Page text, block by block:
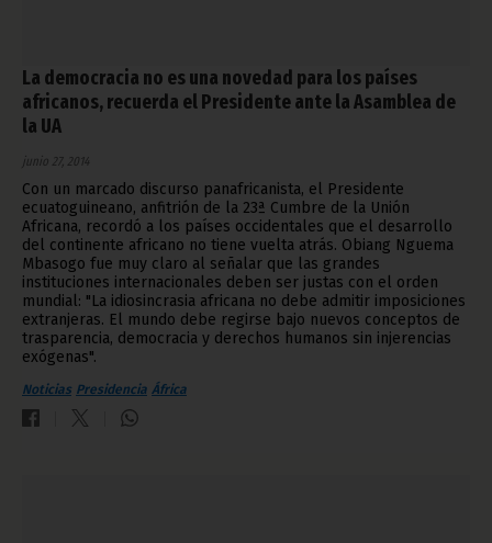
La democracia no es una novedad para los países
africanos, recuerda el Presidente ante la Asamblea de
la UA
junio 27, 2014
Con un marcado discurso panafricanista, el Presidente
ecuatoguineano, anfitrión de la 23ª Cumbre de la Unión
Africana, recordó a los países occidentales que el desarrollo
del continente africano no tiene vuelta atrás. Obiang Nguema
Mbasogo fue muy claro al señalar que las grandes
instituciones internacionales deben ser justas con el orden
mundial: "La idiosincrasia africana no debe admitir imposiciones
extranjeras. El mundo debe regirse bajo nuevos conceptos de
trasparencia, democracia y derechos humanos sin injerencias
exógenas".
Noticias Presidencia África